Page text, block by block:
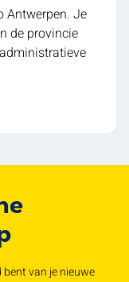
Antwerpen. Je
de provincie
van je nieuwe